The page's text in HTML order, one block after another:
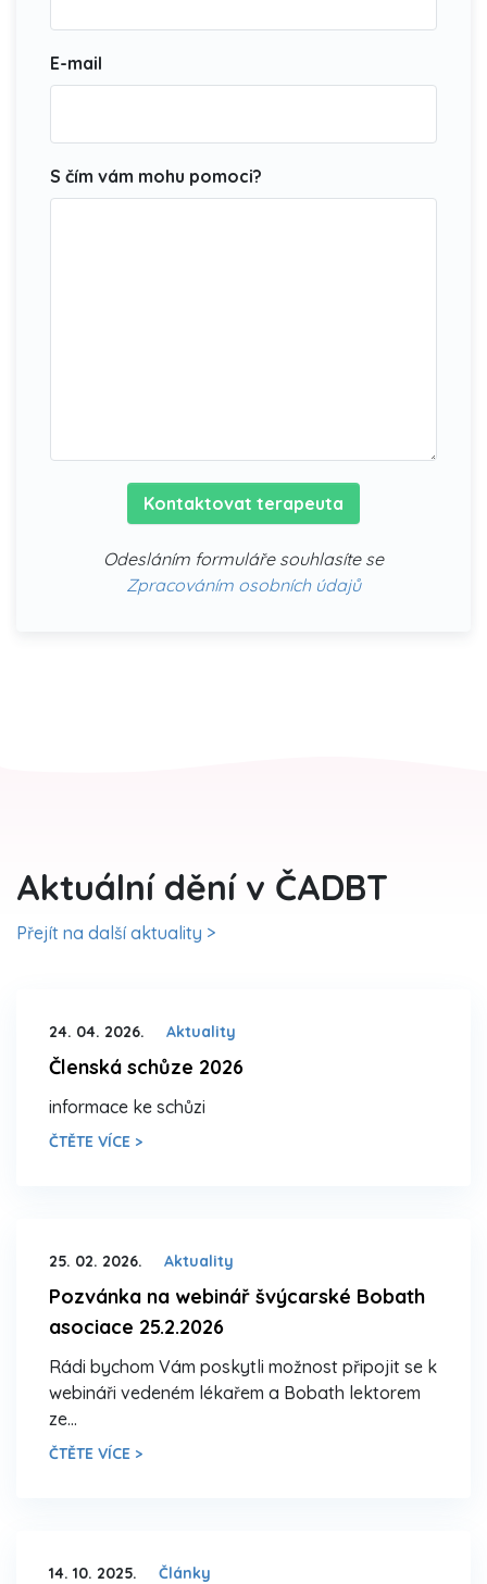
E-mail
S čím vám mohu pomoci?
Kontaktovat terapeuta
Odesláním formuláře souhlasíte se
Zpracováním osobních údajů
Aktuální dění v ČADBT
Přejít na další aktuality >
24. 04. 2026. Aktuality
Členská schůze 2026
informace ke schůzi
ČTĚTE VÍCE >
25. 02. 2026. Aktuality
Pozvánka na webinář švýcarské Bobath
asociace 25.2.2026
Rádi bychom Vám poskytli možnost připojit se k
webináři vedeném lékařem a Bobath lektorem
ze…
ČTĚTE VÍCE >
14. 10. 2025. Články